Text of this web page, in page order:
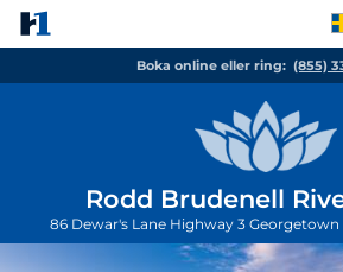
Boka online eller ring: (855)
Rodd Brudenell
86 Dewar's Lane Highway 3 Georgetown